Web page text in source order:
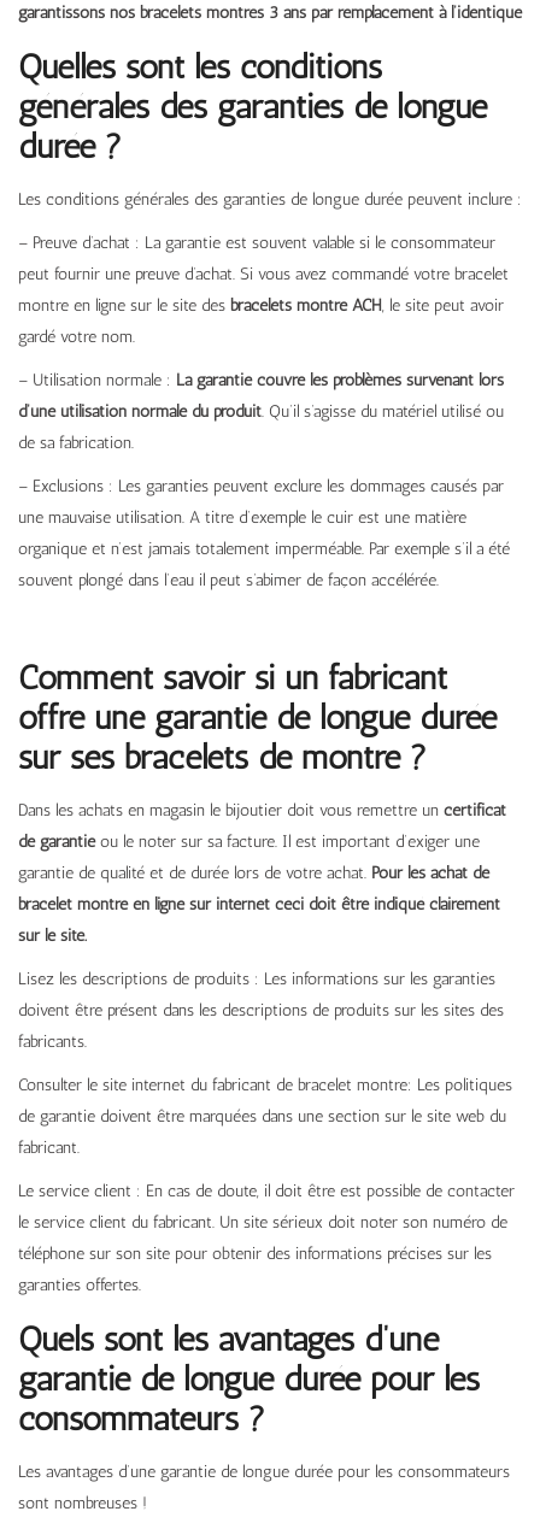
garantissons nos bracelets montres 3 ans par remplacement à l’identique
Quelles sont les conditions
générales des garanties de longue
durée ?
Les conditions générales des garanties de longue durée peuvent inclure :
– Preuve d’achat : La garantie est souvent valable si le consommateur
peut fournir une preuve d’achat. Si vous avez commandé votre bracelet
montre en ligne sur le site des bracelets montre ACH, le site peut avoir
gardé votre nom.
– Utilisation normale : La garantie couvre les problèmes survenant lors
d’une utilisation normale du produit. Qu’il s’agisse du matériel utilisé ou
de sa fabrication.
– Exclusions : Les garanties peuvent exclure les dommages causés par
une mauvaise utilisation. A titre d’exemple le cuir est une matière
organique et n’est jamais totalement imperméable. Par exemple s’il a été
souvent plongé dans l’eau il peut s’abimer de façon accélérée.
Comment savoir si un fabricant
offre une garantie de longue durée
sur ses bracelets de montre ?
Dans les achats en magasin le bijoutier doit vous remettre un certificat
de garantieou le noter sur sa facture. Il est important d’exiger une
garantie de qualité et de durée lors de votre achat. Pour les achat de
bracelet montre en ligne sur internet ceci doit être indiqué clairement
sur le site.
Lisez les descriptions de produits : Les informations sur les garanties
doivent être présent dans les descriptions de produits sur les sites des
fabricants.
Consulter le site internet du fabricant de bracelet montre: Les politiques
de garantie doivent être marquées dans une section sur le site web du
fabricant.
Le service client : En cas de doute, il doit être est possible de contacter
le service client du fabricant. Un site sérieux doit noter son numéro de
téléphone sur son site pour obtenir des informations précises sur les
garanties offertes.
Quels sont les avantages d’une
garantie de longue durée pour les
consommateurs ?
Les avantages d’une garantie de longue durée pour les consommateurs
sont nombreuses !